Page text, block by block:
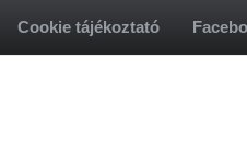
Cookie tájékoztató